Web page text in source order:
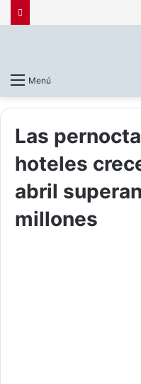
Menú
Las
hoteles
abril
millones